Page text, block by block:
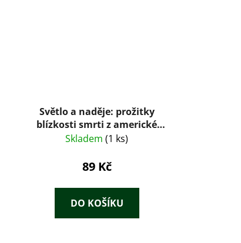
Světlo a naděje: prožitky
blízkosti smrti z americké
perspektivy
Skladem(1 ks)
89 Kč
DO KOŠÍKU